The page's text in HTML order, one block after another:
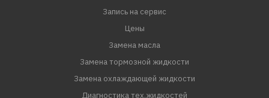
Запись на сервис
Цены
Замена масла
Замена тормозной жидкости
Замена охлаждающей жидкости
Диагностика тех.жидкостей